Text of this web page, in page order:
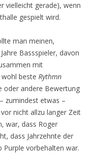
vielleicht gerade), wenn
gespielt wird.
man meinen,
Bassspieler, davon
mit
beste Rythmn
oder andere Bewertung
zumindest etwas –
nicht allzu langer Zeit
war, dass Roger
dass Jahrzehnte der
Purple vorbehalten war.